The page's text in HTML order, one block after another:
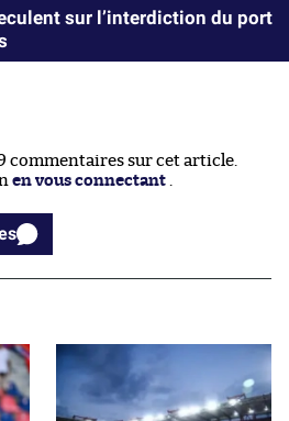
sur l’interdiction du port
commentaires sur cet article.
en vous connectant